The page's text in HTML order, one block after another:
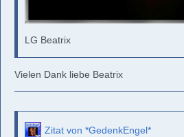
LG Beatrix
Vielen Dank liebe Beatrix
Zitat von *GedenkEngel*